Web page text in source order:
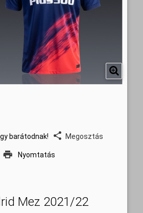
barátodnak! Megosztás
Nyomtatás
Mez 2021/22